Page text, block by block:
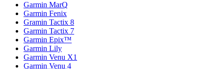
Garmin MarQ
Garmin Fenix
Gramin Tactix 8
Garmin Tactix 7
Garmin Epix™
Garmin Lily
Garmin Venu X1
Garmin Venu 4